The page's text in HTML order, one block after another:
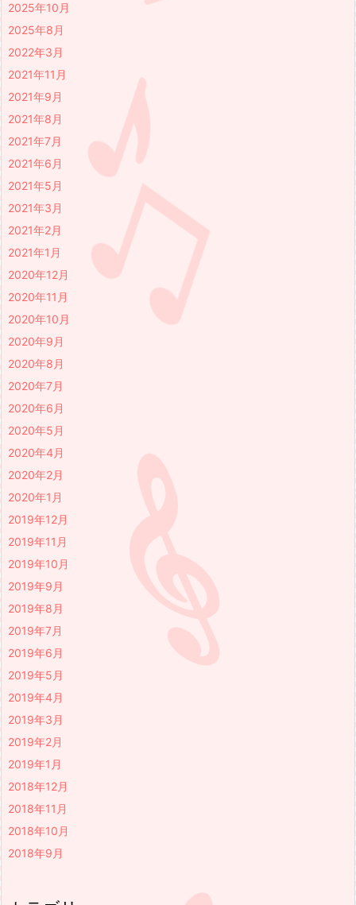
2025年10月
2025年8月
2022年3月
2021年11月
2021年9月
2021年8月
2021年7月
2021年6月
2021年5月
2021年3月
2021年2月
2021年1月
2020年12月
2020年11月
2020年10月
2020年9月
2020年8月
2020年7月
2020年6月
2020年5月
2020年4月
2020年2月
2020年1月
2019年12月
2019年11月
2019年10月
2019年9月
2019年8月
2019年7月
2019年6月
2019年5月
2019年4月
2019年3月
2019年2月
2019年1月
2018年12月
2018年11月
2018年10月
2018年9月